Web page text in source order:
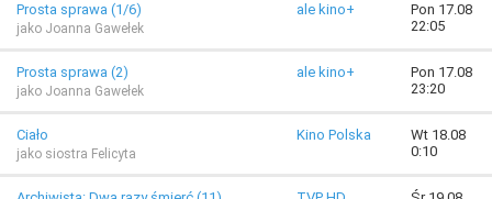
Prosta sprawa (1/6)
jako Joanna Gawełek
ale kino+
Pon 17.08
22:05
Prosta sprawa (2)
jako Joanna Gawełek
ale kino+
Pon 17.08
23:20
Ciało
jako siostra Felicyta
Kino Polska
Wt 18.08
0:10